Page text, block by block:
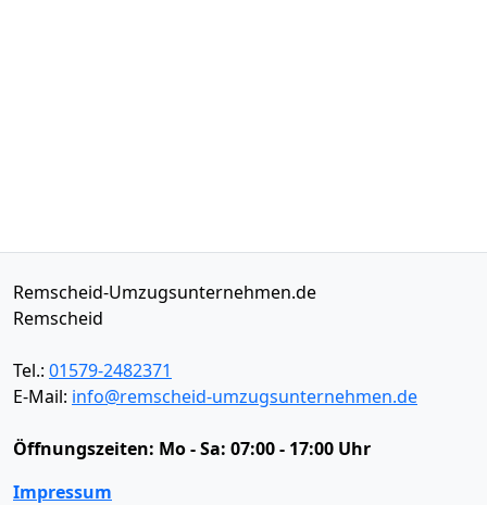
Remscheid-Umzugsunternehmen.de
Remscheid
Tel.: 01579-2482371
E-Mail: info@remscheid-umzugsunternehmen.de
Öffnungszeiten: Mo - Sa: 07:00 - 17:00 Uhr
Impressum